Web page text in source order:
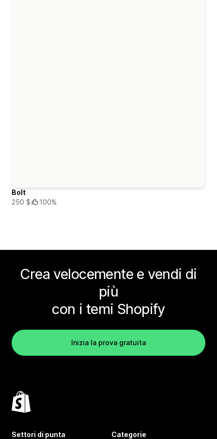
Bolt
250 $
100%
Crea velocemente e vendi di
più
con i temi Shopify
Inizia la prova gratuita
Settori di punta Categorie